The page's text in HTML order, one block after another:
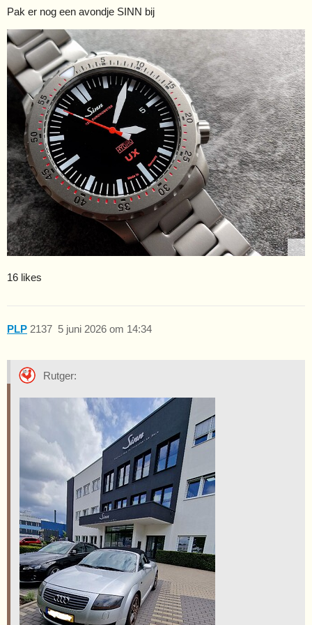
Pak er nog een avondje SINN bij
16 likes
PLP 5 juni 2026 om 14:34
2137
Rutger: